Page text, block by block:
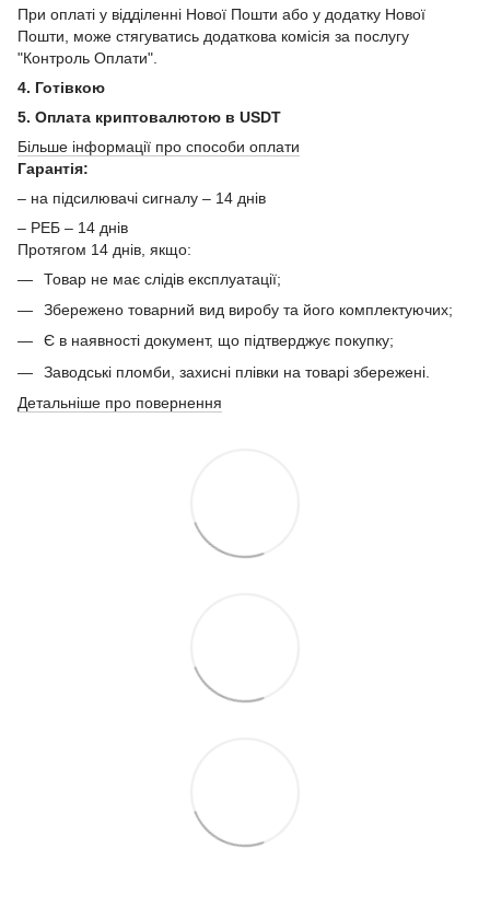
При оплаті у відділенні Нової Пошти або у додатку Нової
Пошти, може стягуватись додаткова комісія за послугу
"Контроль Оплати".
4. Готівкою
5. Оплата криптовалютою в USDT
Більше інформації про способи оплати
Гарантія:
– на підсилювачі сигналу – 14 днів
– РЕБ – 14 днів
Протягом 14 днів, якщо:
Товар не має слідів експлуатації;
Збережено товарний вид виробу та його комплектуючих;
Є в наявності документ, що підтверджує покупку;
Заводські пломби, захисні плівки на товарі збережені.
Детальніше про повернення